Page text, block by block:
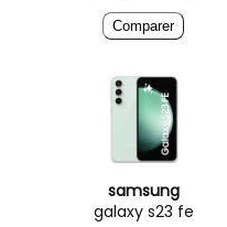
Comparer
samsung
galaxy s23 fe